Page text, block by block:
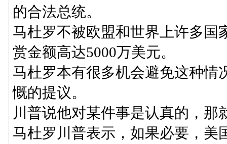
的合法总统。
马杜罗不被欧盟和世界上许多国
赏金额高达5000万美元。
马杜罗本有很多机会避免这种情
慨的提议。
川普说他对某件事是认真的，
马杜罗川普表示，如果必要，美